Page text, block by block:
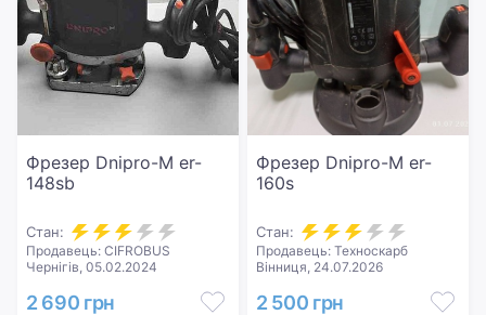
Фрезер Dnipro-M er-
148sb
Стан:
Продавець: CIFROBUS
Чернігів, 05.02.2024
2 690 грн
Фрезер Dnipro-M er-
160s
Стан:
Продавець: Техноскарб
Вінниця, 24.07.2026
2 500 грн